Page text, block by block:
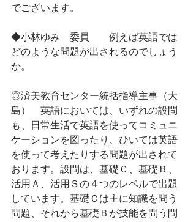
でございます。
◆小林ゆみ　委員　　例えば英語では
どのような問題が出されるのでしょう
か。
◎済美教育センター統括指導主事（大
島）　英語においては、いずれの設問
も、日常生活で英語を使ってコミュニ
ケーションを図ったり、ひいては英語
を使って考えたりする問題が出されて
おります。設問は、基礎Ｃ、基礎Ｂ、
活用Ａ、活用Ｓの４つのレベルで出題
しています。基礎Ｃは主に知識を問う
問題、それから基礎Ｂが技能を問う問